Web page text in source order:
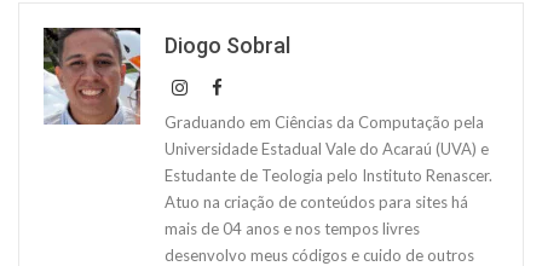
Diogo Sobral
Graduando em Ciências da Computação pela
Universidade Estadual Vale do Acaraú (UVA) e
Estudante de Teologia pelo Instituto Renascer.
Atuo na criação de conteúdos para sites há
mais de 04 anos e nos tempos livres
desenvolvo meus códigos e cuido de outros